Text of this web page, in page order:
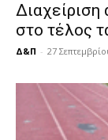
στο τέλος
Δ&Π - 27